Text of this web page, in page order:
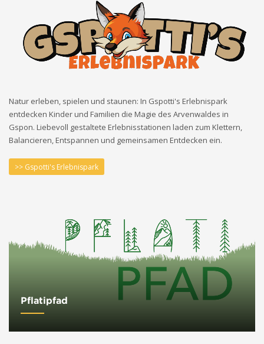
Natur erleben, spielen und staunen: In Gspotti's Erlebnispark
entdecken Kinder und Familien die Magie des Arvenwaldes in
Gspon. Liebevoll gestaltete Erlebnisstationen laden zum Klettern,
Balancieren, Entspannen und gemeinsamen Entdecken ein.
>> Gspotti's Erlebnispark
Pflatipfad